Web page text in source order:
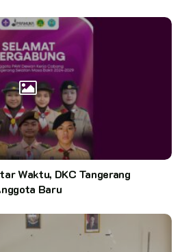
Waktu, DKC Tangerang
Baru